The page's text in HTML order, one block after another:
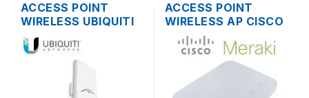
ACCESS POINT
WIRELESS UBIQUITI
NANOSTATION M5
AIRMAX 5GHZ 16DBI
MIMO 500MW
OUTDOOR
ACCESS POINT
WIRELESS AP CISCO
MERAKI MR16 DUAL
BAND 600 MBPS
SOPORTE POE
OUTDOOR